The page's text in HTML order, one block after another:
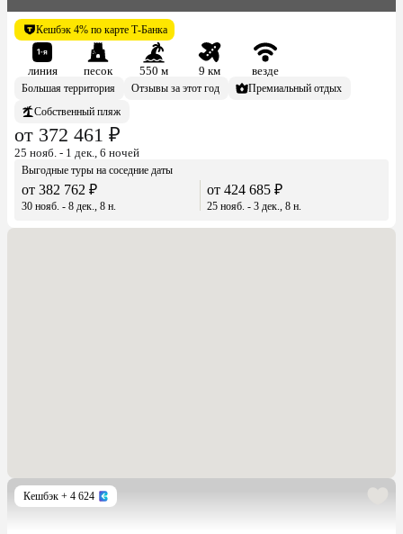
Кешбэк 4% по карте Т-Банка
линия песок 550 м 9 км
везде
Большая территория
Отзывы за этот год
Премиальный отдых
Собственный пляж
от 372 461 ₽
25 нояб. - 1 дек., 6 ночей
Выгодные туры на соседние даты
от 382 762 ₽
30 нояб. - 8 дек., 8 н.
от 424 685 ₽
25 нояб. - 3 дек., 8 н.
Кешбэк + 4 624